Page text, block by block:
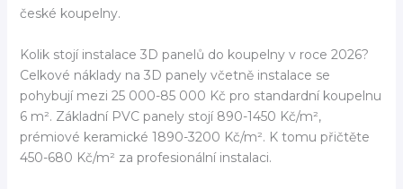
české koupelny.
Kolik stojí instalace 3D panelů do koupelny v roce 2026?
Celkové náklady na 3D panely včetně instalace se
pohybují mezi 25 000-85 000 Kč pro standardní koupelnu
6 m². Základní PVC panely stojí 890-1450 Kč/m²,
prémiové keramické 1890-3200 Kč/m². K tomu přičtěte
450-680 Kč/m² za profesionální instalaci.